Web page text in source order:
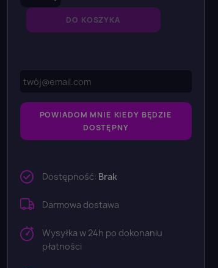
DO KOSZYKA
POWIADOM MNIE KIEDY BĘDZIE
DOSTĘPNY
Dostępność: Brak
Darmowa dostawa
Wysyłka w 24h po dokonaniu
płatności